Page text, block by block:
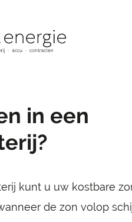
in een
kunt u uw kostbare
de zon volop